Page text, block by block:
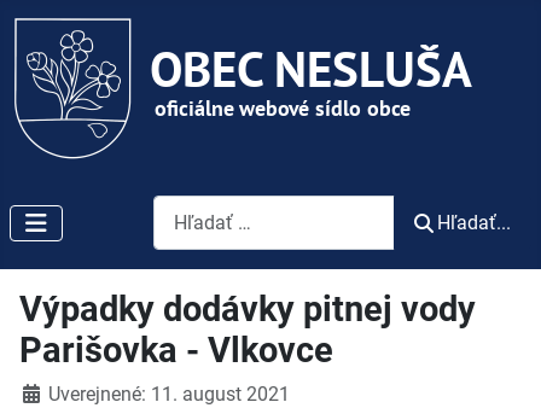
Vyhľadávanie
Hľadať...
Výpadky dodávky pitnej vody
Parišovka - Vlkovce
DetailyUverejnené: 11. august 2021